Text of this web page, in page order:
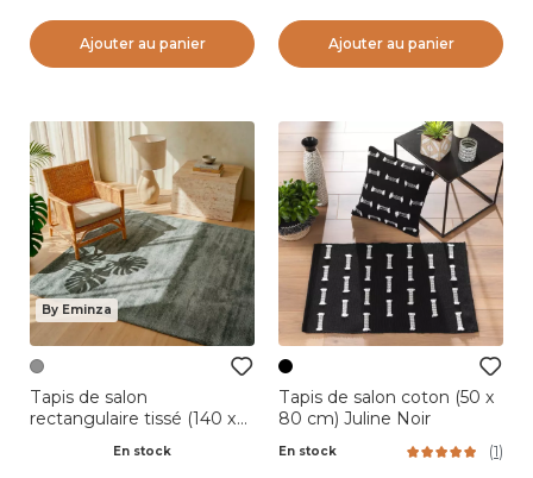
Ajouter au panier Ajouter au panier
By Eminza
Tapis de salon
rectangulaire tissé (140 x
En stock
Tapis de salon coton (50 x
80 cm) Juline Noir
En stock (1)